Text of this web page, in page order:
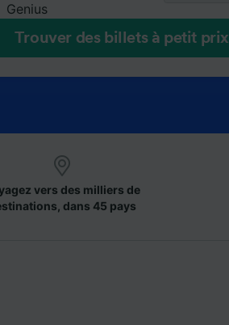
Genius
Trouver des billets à petit prix
vers des milliers de
dans 45 pays